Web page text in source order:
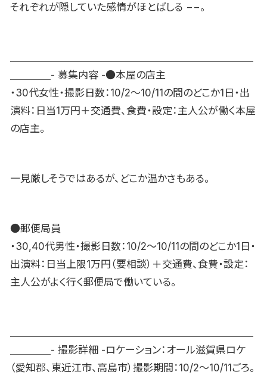
それぞれが隠していた感情がほとばしる −−。
＿＿＿＿- 募集内容 -●本屋の店主
・30代女性・撮影日数：10/2〜10/11の間のどこか1日・出
演料：日当1万円＋交通費、食費・設定：主人公が働く本屋
の店主。
一見厳しそうではあるが、どこか温かさもある。
●郵便局員
・30,40代男性・撮影日数：10/2〜10/11の間のどこか1日・
出演料：日当上限1万円（要相談）＋交通費、食費・設定：
主人公がよく行く郵便局で働いている。
＿＿＿＿- 撮影詳細 -ロケーション：オール滋賀県ロケ
（愛知郡、東近江市、高島市）撮影期間：10/2〜10/11ごろ。